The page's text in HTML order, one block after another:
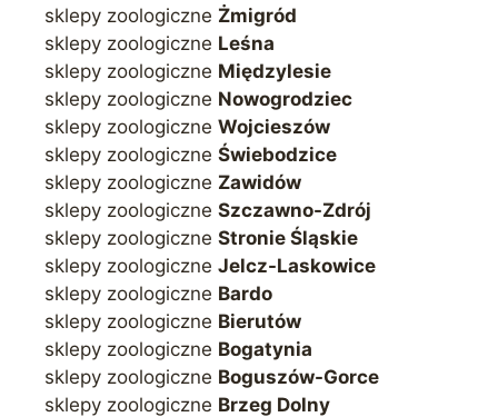
sklepy zoologiczne Żmigród
sklepy zoologiczne Leśna
sklepy zoologiczne Międzylesie
sklepy zoologiczne Nowogrodziec
sklepy zoologiczne Wojcieszów
sklepy zoologiczne Świebodzice
sklepy zoologiczne Zawidów
sklepy zoologiczne Szczawno-Zdrój
sklepy zoologiczne Stronie Śląskie
sklepy zoologiczne Jelcz-Laskowice
sklepy zoologiczne Bardo
sklepy zoologiczne Bierutów
sklepy zoologiczne Bogatynia
sklepy zoologiczne Boguszów-Gorce
sklepy zoologiczne Brzeg Dolny